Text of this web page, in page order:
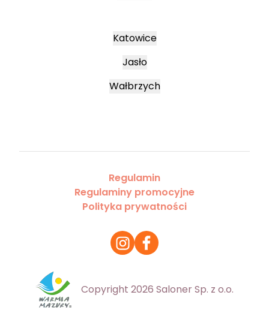
Katowice
Jasło
Wałbrzych
Regulamin
Regulaminy promocyjne
Polityka prywatności
Copyright 2026 Saloner Sp. z o.o.